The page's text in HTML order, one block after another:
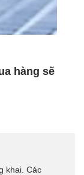
hàng sẽ
khai. Các